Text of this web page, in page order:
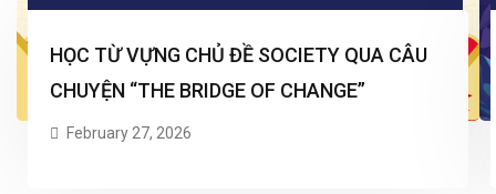
HỌC TỪ VỰNG CHỦ ĐỀ SOCIETY QUA CÂU
CHUYỆN “THE BRIDGE OF CHANGE”
February 27, 2026